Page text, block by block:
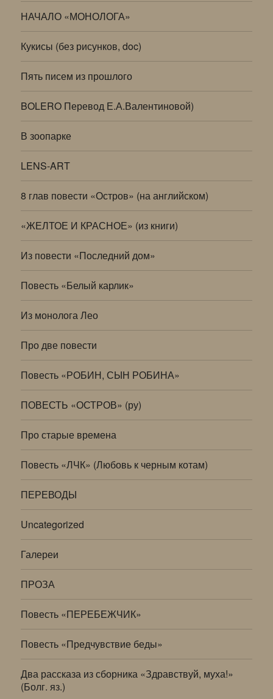
НАЧАЛО «МОНОЛОГА»
Кукисы (без рисунков, doc)
Пять писем из прошлого
BOLERO Перевод Е.А.Валентиновой)
В зоопарке
LENS-ART
8 глав повести «Остров» (на английском)
«ЖЕЛТОЕ И КРАСНОЕ» (из книги)
Из повести «Последний дом»
Повесть «Белый карлик»
Из монолога Лео
Про две повести
Повесть «РОБИН, СЫН РОБИНА»
ПОВЕСТЬ «ОСТРОВ» (ру)
Про старые времена
Повесть «ЛЧК» (Любовь к черным котам)
ПЕРЕВОДЫ
Uncategorized
Галереи
ПРОЗА
Повесть «ПЕРЕБЕЖЧИК»
Повесть «Предчувствие беды»
Два рассказа из сборника «Здравствуй, муха!»
(Болг. яз.)